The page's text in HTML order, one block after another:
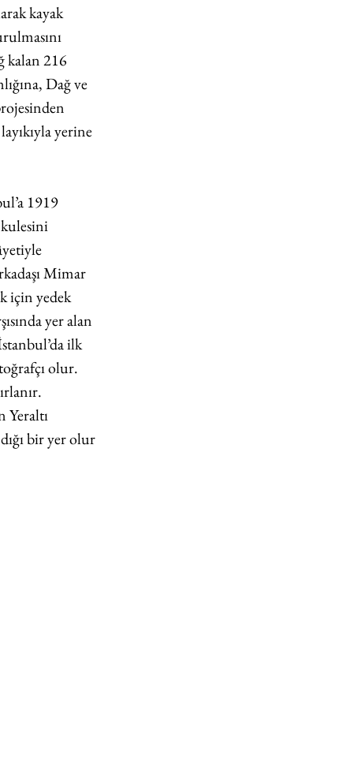
kayak
kalan 216
Dağ ve
yerine
1919
Mimar
için yedek
yer alan
ilk
olur.
Yeraltı
bir yer olur